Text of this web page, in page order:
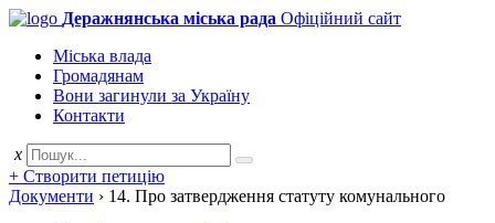
Деражнянська міська рада Офіційний сайт
Міська влада
Громадянам
Вони загинули за Україну
Контакти
x
+ Створити петицію
Документи › 14. Про затвердження статуту комунального